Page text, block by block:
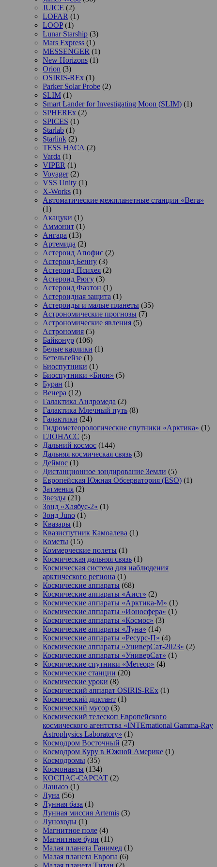
JUICE (2)
LOFAR (1)
LOOP(1)
Lunar Starship (3)
Mars Express (1)
MESSENGER (1)
New Horizons (1)
Orion (3)
OSIRIS-REx (1)
Parker Solar Probe (2)
SLIM (1)
Smart Lander for Investigating Moon (SLIM) (1)
SPHEREx (2)
SPICES (1)
Starlab (1)
Starlink (2)
TESS НАСА (2)
Varda (1)
VIPER (1)
Voyager(2)
VSS Unity (1)
X-Works (1)
Автоматические межпланетные станции «Вега»
(1)
Акацуки (1)
Аммонит (1)
Ангара (13)
Артемида (2)
Астероид Апофис (2)
Астероид Бенну (3)
Астероид Психея (2)
Астероид Рюгу (3)
Астероид Фаэтон (1)
Астероидная защита (1)
Астероиды и малые планеты (35)
Астрономические прогнозы (7)
Астрономические явления (5)
Астрономия (5)
Байконур (106)
Белые карлики (1)
Бетельгейзе (1)
Биоспутники (1)
Биоспутники «Бион» (5)
Буран (1)
Венера (12)
Галактика Андромеда (2)
Галактика Млечный путь (8)
Галактики (24)
Гидрометеорологические спутники «Арктика» (1)
ГЛОНАСС (5)
Дальний космос (144)
Дальняя космическая связь (3)
Деймос (1)
Дистанционное зондирование Земли (5)
Европейская Южная Обсерватория (ESO) (1)
Затмения (2)
Звезды (21)
Зонд «Хаябус-2» (1)
Зонд Juno (1)
Квазары (1)
Квазиспутник Камоалева (1)
Кометы (15)
Коммерческие полеты (1)
Космическая дальняя связь (1)
Космическая система для наблюдения
арктического региона (1)
Космические аппараты (68)
Космические аппараты «Аист» (2)
Космические аппараты «Арктика-М» (1)
Космические аппараты «Ионосфера» (1)
Космические аппараты «Космос» (3)
Космические аппараты «Луна» (14)
Космические аппараты «Ресурс-П» (4)
Космические аппараты «УниверСат-2023» (2)
Космические аппараты «УниверСат» (1)
Космические спутники «Метеор» (4)
Космические станции (20)
Космические уроки (8)
Космический аппарат OSIRIS-REx (1)
Космический диктант (1)
Космический мусор (3)
Космический телескоп Европейского
космического агентства «INTErnational Gamma-Ray
Astrophysics Laboratory» (1)
Космодром Восточный (27)
Космодром Куру в Южной Америке (1)
Космодромы (35)
Космонавты (134)
КОСПАС-САРСАТ (2)
Ланьюэ (1)
Луна (56)
Лунная база (1)
Лунная миссия Artemis (3)
Луноходы (1)
Магнитное поле (4)
Магнитные бури (11)
Малая планета Ганимед (1)
Малая планета Европа (6)